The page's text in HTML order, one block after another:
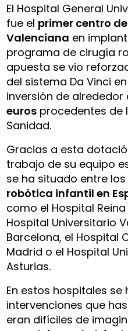
El Hospital General
fue el primer centro
Valenciana en
programa de cirugía
apuesta se vio
del sistema Da Vinci
inversión de alrededor
euros procedentes de
Sanidad.
Gracias a esta
trabajo de su equipo
se ha situado entre los
robótica infantil en
como el Hospital
Hospital Universitario
Barcelona, el Hospital
Madrid o el Hospital
Asturias.
En estos hospitales
intervenciones que
eran difíciles de